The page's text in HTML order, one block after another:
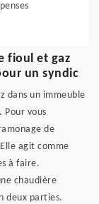
fioul et gaz
un syndic
dans un immeuble
vous
de
agit comme
à faire.
chaudière
deux parties.